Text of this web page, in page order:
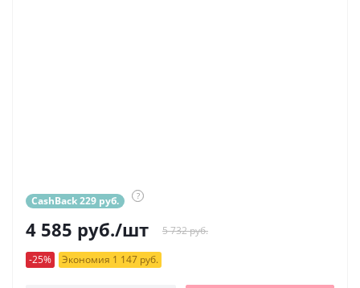
CashBack 229 руб. ?
4 585 руб./шт 5 732 руб.
-25% Экономия 1 147 руб.